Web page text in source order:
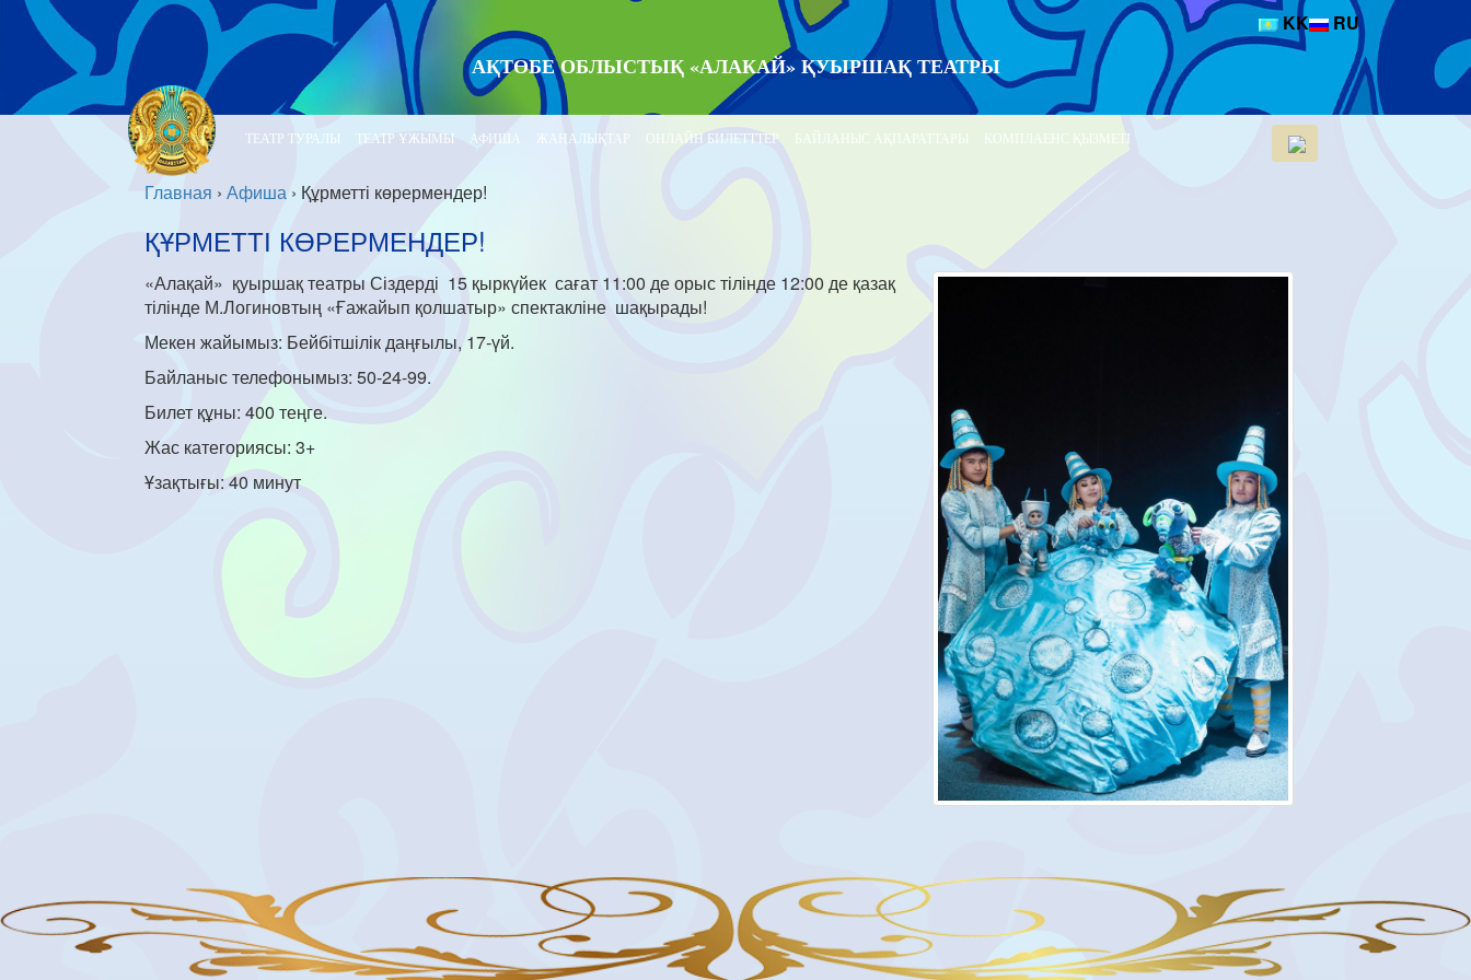
KK RU
АҚТӨБЕ ОБЛЫСТЫҚ «АЛАКАЙ» ҚУЫРШАҚ ТЕАТРЫ
ТЕАТР ТУРАЛЫ ТЕАТР ҰЖЫМЫ АФИША ЖАҢАЛЫҚТАР ОНЛАЙН БИЛЕТТТЕР БАЙЛАНЫС АҚПАРАТТАРЫ КОМПЛАЕНС ҚЫЗМЕТІ
Главная › Афиша › Құрметті көрермендер!
ҚҰРМЕТТІ КӨРЕРМЕНДЕР!
«Алақай» қуыршақ театры Сіздерді 15 қыркүйек сағат 11:00 де орыс тілінде 12:00 де қазақ
тілінде М.Логиновтың «Ғажайып қолшатыр» спектакліне шақырады!
Мекен жайымыз: Бейбітшілік даңғылы, 17-үй.
Байланыс телефонымыз: 50-24-99.
Билет құны: 400 теңге.
Жас категориясы: 3+
Ұзақтығы: 40 минут